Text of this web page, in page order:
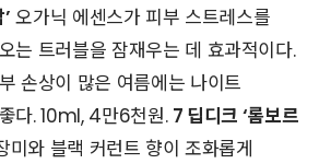
오가닉 에센스가 피부 스트레스를
는 트러블을 잠재우는 데 효과적이다.
손상이 많은 여름에는 나이트
다. 10ml, 4만6천원. 7 딥디크 ‘롬보르
미와 블랙 커런트 향이 조화롭게